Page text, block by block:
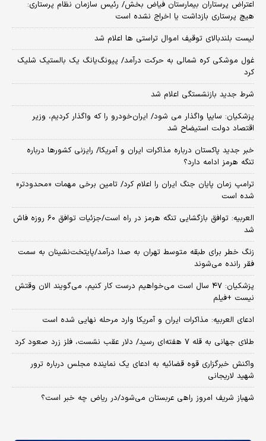
اعتراض پرستاران بیمارستان فیاض بخش/ رئیس سازمان نظام پرستاری:
هیچ پرستاری بازداشت یا اخراج نشده است
لیست بلندبالای توقیف اموال تراستی ها اعلام شد
غول موشکی کره شمالی به حرکت درآمد/ پیونگ‌یانگ یک بالستیک شلیک
کرد
شرط جدید بازنشستگی اعلام شد
پزشکیان: سایپا واگذار می شود/ ایران‌خودرو را که واگذار کردیم، وزیر
اقتصاد دولت استیضاح شد
خبر جدید پاکستان درباره مذاکرات ایران و آمریکا/ رایزنی کشورها درباره
تنگه هرمز ادامه دارد؟
ترامپ زمان پایان جنگ ایران را اعلام کرد/ تامین برخی مهمات «محدودتر»
شده است
العربیه: توافق بازگشایی تنگه هرمز در راه است/جزئیات توافق ۶۰ روزه فاش
شد
زنگ خطر برای طبقه متوسط تهران به صدا درآمد/پایتخت‌نشینان به سمت
فقر رانده می‌شوند
پزشکیان: ۴۷ سال است می‌خواهیم درست کار کنیم، می‌گویند الان وقتش
نیست +فیلم
ادعای العربیه: مذاکرات ایران و آمریکا وارد مرحله نهایی شده است
طلای جهانی به قله ۷ هفته‌ای رسید/ دلار عقب نشست، فلز زرد صعود کرد
واکنش خبرگزاری قوه قضائیه به ادعای یک نماینده مجلس درباره ترور
شهید لاریجانی
شهباز شریف امروز راهی عربستان می‌شود/در ریاض چه خبر است؟